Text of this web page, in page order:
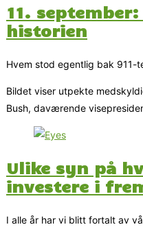
11.
historien
Hvem stod egentlig bak 911-
Bildet viser utpekte
Bush, daværende
Ulike syn på
investere i
I alle år har vi blitt fortalt av